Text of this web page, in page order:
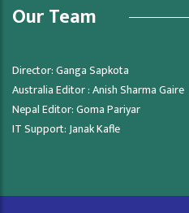
Our Team
Director: Ganga Sapkota
Australia Editor : Anish Sharma Gaire
Nepal Editor: Goma Pariyar
IT Support: Janak Kafle